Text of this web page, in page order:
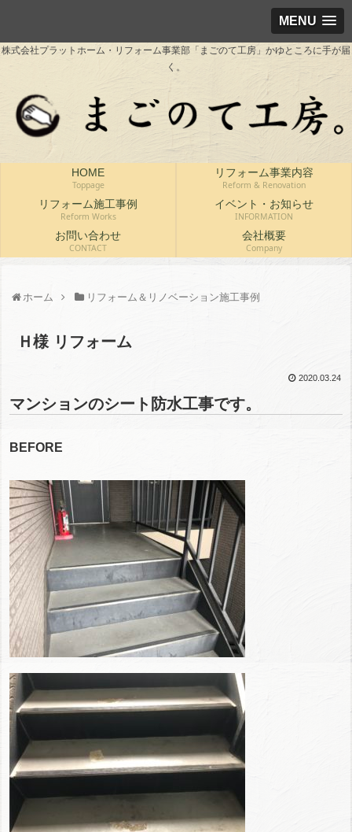
MENU
株式会社プラットホーム・リフォーム事業部「まごのて工房」かゆところに手が届
く。
HOME
Toppage
リフォーム事業内容
Reform & Renovation
リフォーム施工事例
Reform Works
イベント・お知らせ
INFORMATION
お問い合わせ
CONTACT
会社概要
Company
ホーム リフォーム＆リノベーション施工事例
Ｈ様 リフォーム
2020.03.24
マンションのシート防水工事です。
BEFORE